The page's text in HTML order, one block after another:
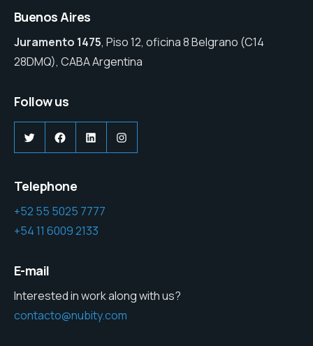
Buenos Aires
Juramento 1475, Piso 12, oficina 8 Belgrano (C14
28DMQ), CABA Argentina
Follow us
TwitterFacebook
LinkedInInstagram
Telephone
+52 55 5025 7777
+54 11 6009 2133
E-mail
Interested in work along with us?
contacto@nubity.com